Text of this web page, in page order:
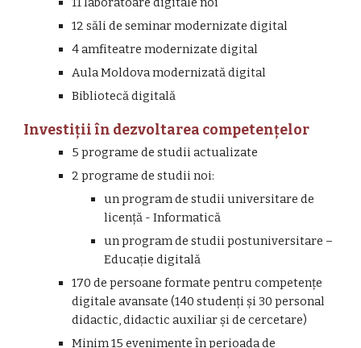
12 săli de seminar modernizate digital
4 amfiteatre modernizate digital
Aula Moldova modernizată digital
Bibliotecă digitală
Investiții în dezvoltarea competențelor
5 programe de studii actualizate
2 programe de studii noi:
un program de studii universitare de
licență - Informatică
un program de studii postuniversitare –
Educație digitală
170 de persoane formate pentru competențe
digitale avansate (140 studenți și 30 personal
didactic, didactic auxiliar și de cercetare)
Minim 15 evenimente în perioada de